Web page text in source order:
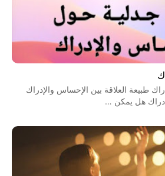
طبيعة العلاقة بين الإحساس والإدراك
هل يمكن …